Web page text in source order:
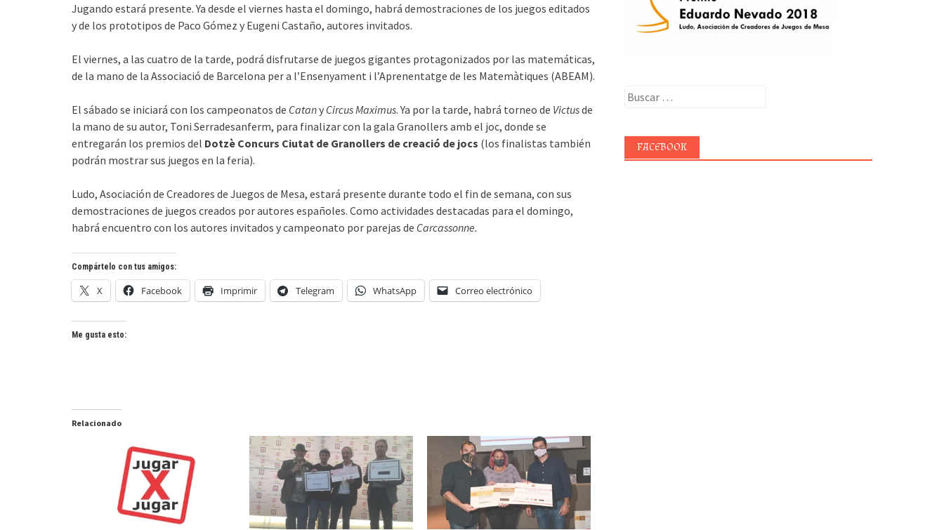
Jugando estará presente. Ya desde el viernes hasta el domingo, habrá demostraciones de los juegos editados
y de los prototipos de Paco Gómez y Eugeni Castaño, autores invitados.
El viernes, a las cuatro de la tarde, podrá disfrutarse de juegos gigantes protagonizados por las matemáticas,
de la mano de la Associació de Barcelona per a l’Ensenyament i l’Aprenentatge de les Matemàtiques (ABEAM).
El sábado se iniciará con los campeonatos de Catany Circus Maximus. Ya por la tarde, habrá torneo de Victusde
la mano de su autor, Toni Serradesanferm, para finalizar con la gala Granollers amb el joc, donde se
entregarán los premios del Dotzè Concurs Ciutat de Granollers de creació de jocs (los finalistas también
podrán mostrar sus juegos en la feria).
Ludo, Asociación de Creadores de Juegos de Mesa, estará presente durante todo el fin de semana, con sus
demostraciones de juegos creados por autores españoles. Como actividades destacadas para el domingo,
habrá encuentro con los autores invitados y campeonato por parejas de Carcassonne.
Compártelo con tus amigos:
X Facebook Imprimir Telegram WhatsApp Correo electrónico
Me gusta esto:
Relacionado
Buscar:
FACEBOOK